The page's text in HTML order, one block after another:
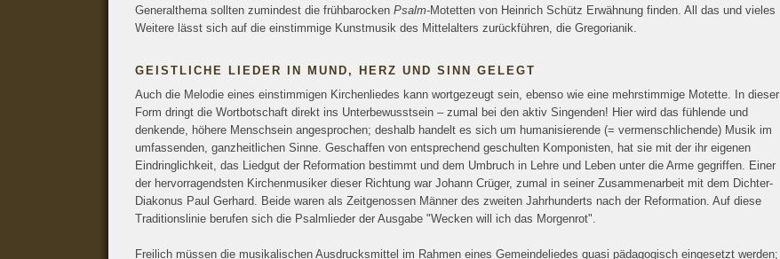
Generalthema sollten zumindest die frühbarocken Psalm-Motetten von Heinrich Schütz Erwähnung finden. All das und vieles
Weitere lässt sich auf die einstimmige Kunstmusik des Mittelalters zurückführen, die Gregorianik.
GEISTLICHE LIEDER IN MUND, HERZ UND SINN GELEGT
Auch die Melodie eines einstimmigen Kirchenliedes kann wortgezeugt sein, ebenso wie eine mehrstimmige Motette. In dieser
Form dringt die Wortbotschaft direkt ins Unterbewusstsein – zumal bei den aktiv Singenden! Hier wird das fühlende und
denkende, höhere Menschsein angesprochen; deshalb handelt es sich um humanisierende (= vermenschlichende) Musik im
umfassenden, ganzheitlichen Sinne. Geschaffen von entsprechend geschulten Komponisten, hat sie mit der ihr eigenen
Eindringlichkeit, das Liedgut der Reformation bestimmt und dem Umbruch in Lehre und Leben unter die Arme gegriffen. Einer
der hervorragendsten Kirchenmusiker dieser Richtung war Johann Crüger, zumal in seiner Zusammenarbeit mit dem Dichter-
Diakonus Paul Gerhard. Beide waren als Zeitgenossen Männer des zweiten Jahrhunderts nach der Reformation. Auf diese
Traditionslinie berufen sich die Psalmlieder der Ausgabe "Wecken will ich das Morgenrot".
Freilich müssen die musikalischen Ausdrucksmittel im Rahmen eines Gemeindeliedes quasi pädagogisch eingesetzt werden;